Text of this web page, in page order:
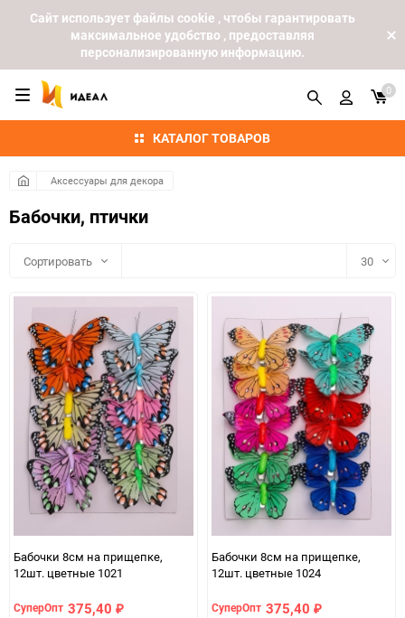
Cайт использует файлы cookie , чтобы гарантировать
максимальное удобство , предоставляя
персонализированную информацию.
КАТАЛОГ ТОВАРОВ
0
Аксессуары для декора
Бабочки, птички
Сортировать 30
60
90
150
Бабочки 8см на прищепке,
12шт. цветные 1021
СуперОпт 375,40 ₽
Бабочки 8см на прищепке,
12шт. цветные 1024
СуперОпт 375,40 ₽